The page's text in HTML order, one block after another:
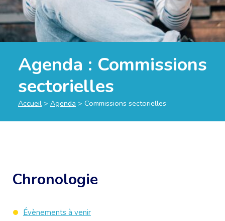
Agenda : Commissions
sectorielles
Accueil > Agenda > Commissions sectorielles
Chronologie
Évènements à venir